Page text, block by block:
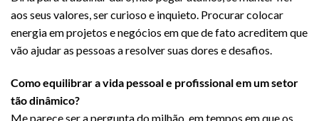
aos seus valores, ser curioso e inquieto. Procurar colocar
energia em projetos e negócios em que de fato acreditem que
vão ajudar as pessoas a resolver suas dores e desafios.
Como equilibrar a vida pessoal e profissional em um setor
tão dinâmico?
Me parece ser a pergunta do milhão, em tempos em que os